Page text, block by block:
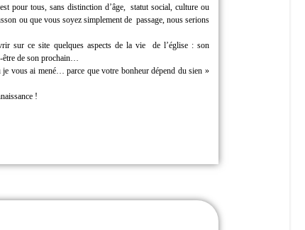
pour tous, sans distinction d’âge,statut social, culture ou
ou que vous soyez simplement de passage, nous serions
sur ce site quelques aspects de la vie de l’église : son
être de son prochain…
je vous ai mené… parce quevotre bonheur dépend du sien »
!